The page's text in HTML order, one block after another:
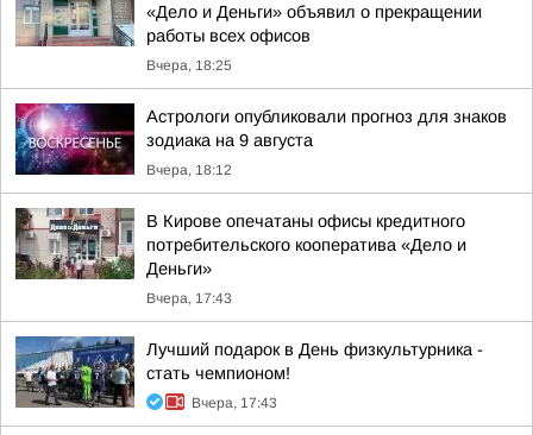
«Дело и Деньги» объявил о прекращении
работы всех офисов
Вчера, 18:25
Астрологи опубликовали прогноз для знаков
зодиака на 9 августа
Вчера, 18:12
В Кирове опечатаны офисы кредитного
потребительского кооператива «Дело и
Деньги»
Вчера, 17:43
Лучший подарок в День физкультурника -
стать чемпионом!
Вчера, 17:43